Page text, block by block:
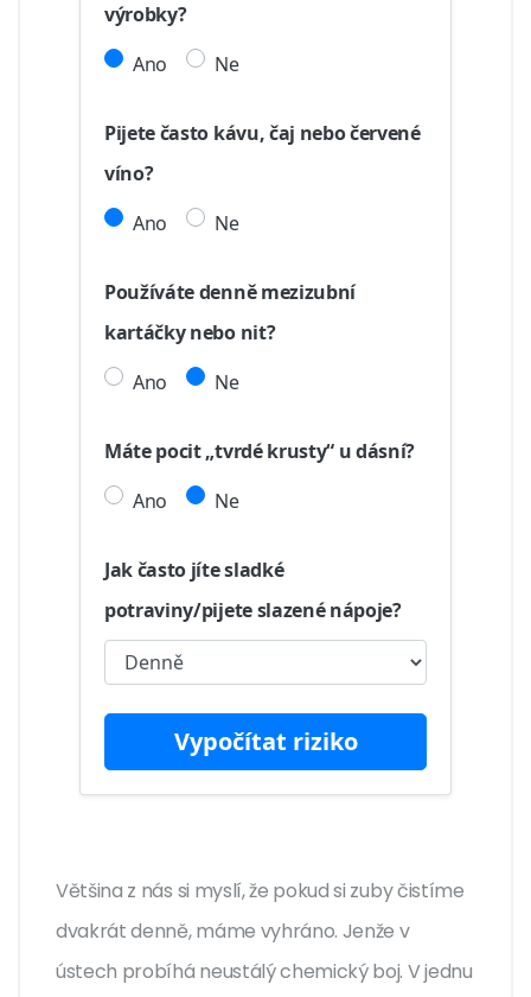
výrobky?
Ano
Ne
Pijete často kávu, čaj nebo červené
víno?
Ano
Ne
Používáte denně mezizubní
kartáčky nebo nit?
Ano
Ne
Máte pocit „tvrdé krusty“ u dásní?
Ano
Ne
Jak často jíte sladké
potraviny/pijete slazené nápoje?
Vypočítat riziko
Většina z nás si myslí, že pokud si zuby čistíme
dvakrát denně, máme vyhráno. Jenže v
ústech probíhá neustálý chemický boj. V jednu